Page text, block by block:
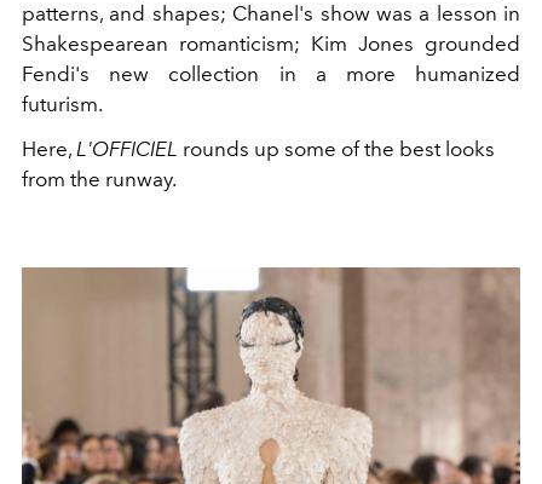
patterns, and shapes; Chanel's show was a lesson in
Shakespearean romanticism; Kim Jones grounded
Fendi's new collection in a more humanized
futurism.
Here, L'OFFICIEL rounds up some of the best looks
from the runway.